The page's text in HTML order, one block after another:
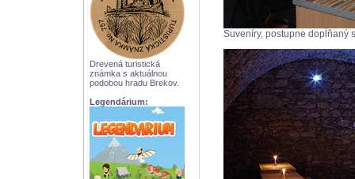
Drevená turistická
známka s aktuálnou
podobou hradu Brekov.
Legendárium:
Suveníry, postupne dopĺňaný